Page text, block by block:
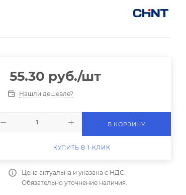
55.30 руб./шт
Нашли дешевле?
В КОРЗИНУ
КУПИТЬ В 1 КЛИК
Цена актуальна и указана с НДС.
Обязательно уточнение наличия.